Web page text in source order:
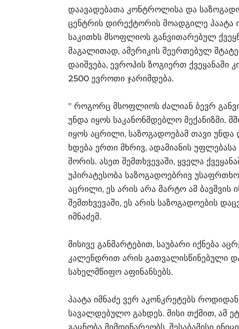
დაავადებათა კონტროლისა და
ცენტრის დირექტორის მოადგილე პაატა
საკითხს მსოფლიოს განვითარებულ
მაგალითად, ამერიკის შეერთებულ
დაიშვება, ევროპის ზოგიერთ
2500 ევროთი ჯარიმდება.
” როგორც მსოფლიოს ძალიან ბევრ
უნდა იყოს საკანონმდებლო მექანიზმი.
იყოს აცრილი, საზოგადოებამ თავი
ხდება ერთი მხრივ, ადამიანის
შორის. ასეთ შემთხვევაში, ყველა
უპირატესობა საზოგადოებრივ
აცრილი, ეს არის არა მარტო ამ
შემთხვევაში, ეს არის საზოგადოების
იმნაძემ.
მისივე განმარტებით, საუბარი იქნება
კალენდრით არის გათვალისწინებული
სახელმწიფო აფინანსებს.
პაატა იმნაძე ვერ აკონკრეტებს
სავალდებულო გახდეს. მისი თქმით, ამ
გაცნობა მიმდინარეობს. შესაბამისი